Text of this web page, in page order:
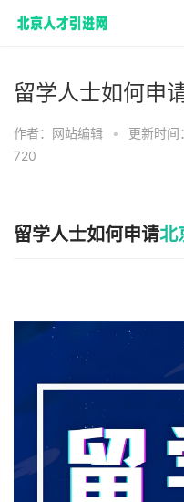
留学人士如何申
作者：网站编辑 • 更新时
720
留学人士如何申请北